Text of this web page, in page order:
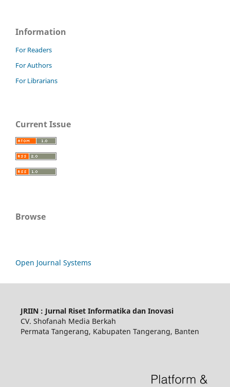
Information
For Readers
For Authors
For Librarians
Current Issue
Browse
Open Journal Systems
JRIIN : Jurnal Riset Informatika dan Inovasi
CV. Shofanah Media Berkah
Permata Tangerang, Kabupaten Tangerang, Banten